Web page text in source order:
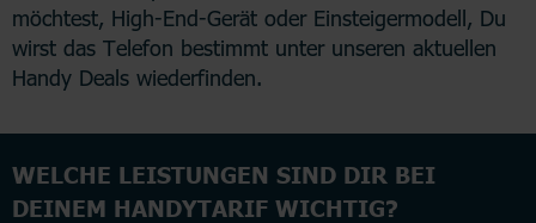
möchtest, High-End-Gerät oder Einsteigermodell, Du
wirst das Telefon bestimmt unter unseren aktuellen
Handy Deals wiederfinden.
WELCHE LEISTUNGEN SIND DIR BEI
DEINEM HANDYTARIF WICHTIG?